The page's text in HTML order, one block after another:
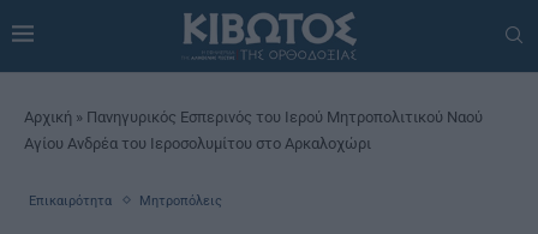
Αρχική » Πανηγυρικός Εσπερινός του Ιερού Μητροπολιτικού Ναού
Αγίου Ανδρέα του Ιεροσολυμίτου στο Αρκαλοχώρι
Επικαιρότητα Μητροπόλεις